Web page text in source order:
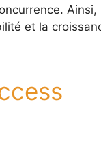
Ainsi,
et la